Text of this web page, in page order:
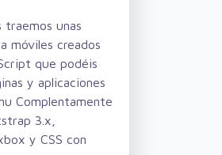
unas
móviles creados
que podéis
y aplicaciones
Complentamente
3.x,
y CSS con